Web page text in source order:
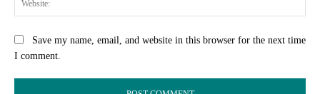
Save my name, email, and website in this browser for the next time
I comment.